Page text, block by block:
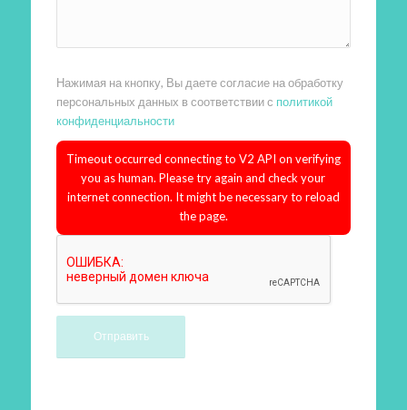
Нажимая на кнопку, Вы даете согласие на обработку
персональных данных в соответствии с политикой
конфиденциальности
Timeout occurred connecting to V2 API on verifying
you as human. Please try again and check your
internet connection. It might be necessary to reload
the page.